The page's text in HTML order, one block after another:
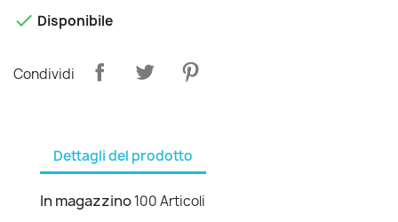
 Disponibile
Condividi
Dettagli del prodotto
In magazzino100 Articoli